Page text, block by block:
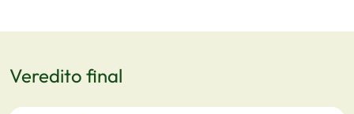
Veredito final